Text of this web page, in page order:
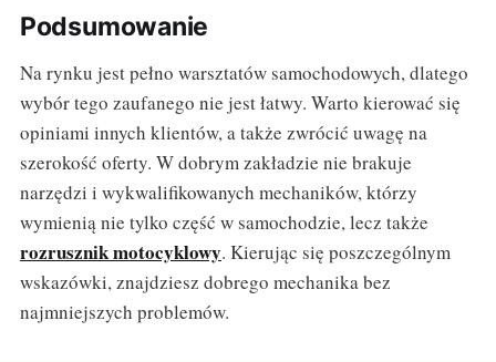
Podsumowanie
Na rynku jest pełno warsztatów samochodowych, dlatego
wybór tego zaufanego nie jest łatwy. Warto kierować się
opiniami innych klientów, a także zwrócić uwagę na
szerokość oferty. W dobrym zakładzie nie brakuje
narzędzi i wykwalifikowanych mechaników, którzy
wymienią nie tylko część w samochodzie, lecz także
rozrusznik motocyklowy. Kierując się poszczególnym
wskazówki, znajdziesz dobrego mechanika bez
najmniejszych problemów.